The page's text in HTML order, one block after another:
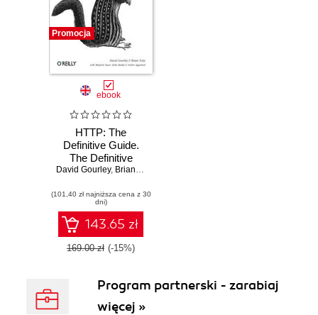
Promocja
ebook
HTTP: The
Definitive Guide.
The Definitive
Guide
David Gourley, Brian Totty
(101,40 zł najniższa cena z 30
dni)
143.65 zł
169.00 zł (-15%)
Program partnerski - zarabiaj
więcej »